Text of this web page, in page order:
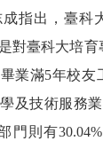
指出，臺科
對臺科大培
業滿5年校友
及技術服務業
門則有30.04%